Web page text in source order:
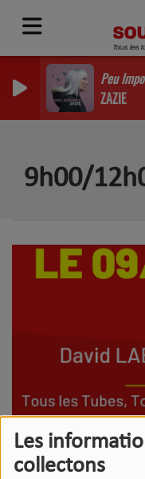
Les
collectons
Peu
ZAZIE
9h00/